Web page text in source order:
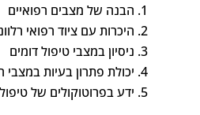
הבנה של מצבים רפואיים
היכרות עם ציוד רפואי
ניסיון במצבי טיפול דומים
יכולת פתרון בעיות במצבי
ידע בפרוטוקולים של